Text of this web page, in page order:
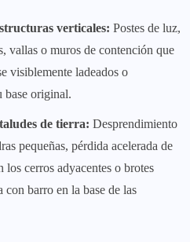
verticales: Postes de luz,
vallas o muros de contención que
visiblemente ladeados o
base original.
de tierra: Desprendimiento
pequeñas, pérdida acelerada de
los cerros adyacentes o brotes
con barro en la base de las